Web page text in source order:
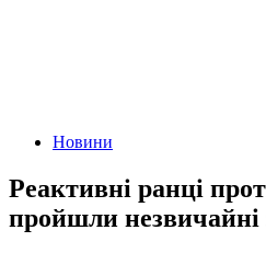
Новини
Реактивні ранці
пройшли незвичайні